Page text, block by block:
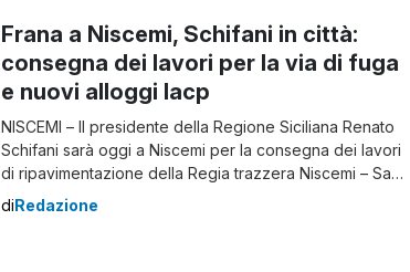
Frana a Niscemi, Schifani in città:
consegna dei lavori per la via di fuga
e nuovi alloggi Iacp
NISCEMI – Il presidente della Regione Siciliana Renato
Schifani sarà oggi a Niscemi per la consegna dei lavori
di ripavimentazione della Regia trazzera Niscemi – San
Michele di Ganzaria. L’intervento, appaltato in somma
diRedazione